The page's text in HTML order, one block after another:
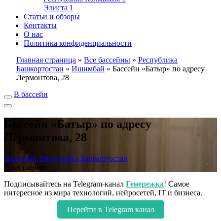
Элиста 1
Статьи и обзоры
Контакты
О нас
Политика конфиденциальности
Главная страница » Все бассейны » Республика
Башкортостан » Ишимбай » Бассейн «Батыр» по адресу
Лермонтова, 28
В бассейн
Бассейн «Батыр» по адресу
Лермонтова, 28
Ишимбай Республика Башкортостан
В избранное
Подписывайтесь на Telegram-канал Генережка! Самое
интересное из мира технологий, нейросетей, IT и бизнеса.
Перейти в Telegram канал